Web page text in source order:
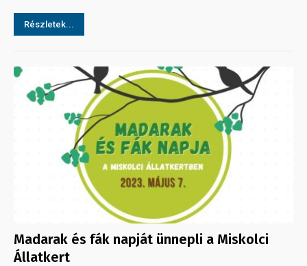
Részletek...
Madarak és fák napját ünnepli a Miskolci
Állatkert